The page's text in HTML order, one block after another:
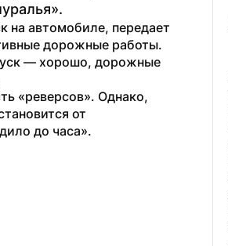
на автомобиле, передает
дорожные работы.
— хорошо, дорожные
«реверсов». Однако,
от
до часа».